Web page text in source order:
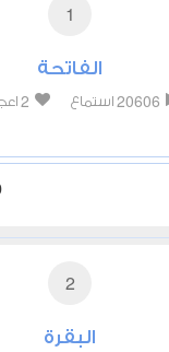
1
الفاتحة
20606 استماع 2
2
البقرة